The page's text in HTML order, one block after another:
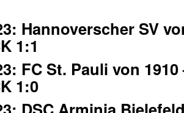
Hannoverscher SV
1:1
FC St. Pauli von 1910
1:0